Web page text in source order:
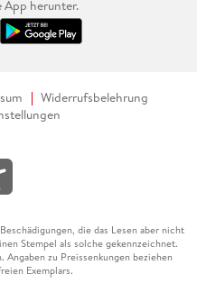
App herunter.
Widerrufsbelehrung
die das Lesen aber nicht
Stempel als solche gekennzeichnet.
zu Preissenkungen beziehen
Exemplars.